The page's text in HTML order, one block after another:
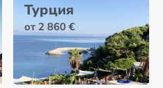
Турция
от 2 860 €